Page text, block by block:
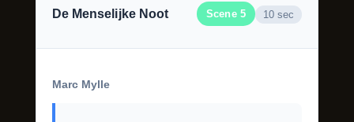
Scene 5
De Menselijke Noot 10 sec
Marc Mylle